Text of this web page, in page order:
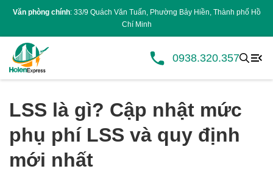
Văn phòng chính: 33/9 Quách Văn Tuấn, Phường Bảy Hiền, Thành phố Hồ
Chí Minh
0938.320.357
LSS là gì? Cập nhật mức
phụ phí LSS và quy định
mới nhất